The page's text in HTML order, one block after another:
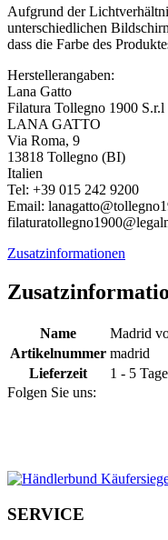
Aufgrund der
unterschiedlichen
dass die Farbe des
Herstellerangaben:
Lana Gatto
Filatura Tollegno 1900 S.r.l
LANA GATTO
Via Roma, 9
13818 Tollegno (BI)
Italien
Tel: +39 015 242 9200
Email:
Zusatzinformationen
Name
Madrid
Artikelnummer madrid
Lieferzeit
1 - 5 Tage
Folgen Sie uns:
SERVICE